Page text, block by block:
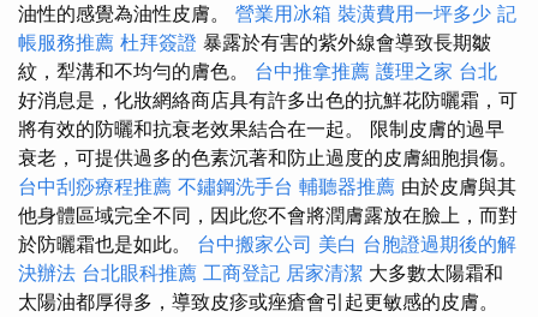
油性的感覺為油性皮膚。 營業用冰箱 裝潢費用一坪多少 記
帳服務推薦 杜拜簽證 暴露於有害的紫外線會導致長期皺
紋，犁溝和不均勻的膚色。 台中推拿推薦 護理之家 台北
好消息是，化妝網絡商店具有許多出色的抗鮮花防曬霜，可
將有效的防曬和抗衰老效果結合在一起。 限制皮膚的過早
衰老，可提供過多的色素沉著和防止過度的皮膚細胞損傷。
台中刮痧療程推薦 不鏽鋼洗手台 輔聽器推薦 由於皮膚與其
他身體區域完全不同，因此您不會將潤膚露放在臉上，而對
於防曬霜也是如此。 台中搬家公司 美白 台胞證過期後的解
決辦法 台北眼科推薦 工商登記 居家清潔 大多數太陽霜和
太陽油都厚得多，導致皮疹或痤瘡會引起更敏感的皮膚。